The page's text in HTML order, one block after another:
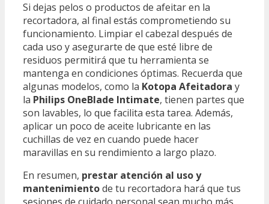
Si dejas pelos o productos de afeitar en la
recortadora, al final estás comprometiendo su
funcionamiento. Limpiar el cabezal después de
cada uso y asegurarte de que esté libre de
residuos permitirá que tu herramienta se
mantenga en condiciones óptimas. Recuerda que
algunas modelos, como la Kotopa Afeitadora y
la Philips OneBlade Intimate, tienen partes que
son lavables, lo que facilita esta tarea. Además,
aplicar un poco de aceite lubricante en las
cuchillas de vez en cuando puede hacer
maravillas en su rendimiento a largo plazo.
En resumen, prestar atención al uso y
mantenimientode tu recortadora hará que tus